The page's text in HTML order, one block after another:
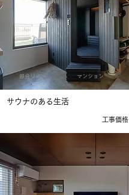
部分リノベ マンション
サウナのある生活
​工事価格